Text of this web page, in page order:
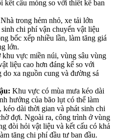
kết cấu móng so với thiết kế ban
Nhà trong hẻm nhỏ, xe tải lớn
chi phí vận chuyển vật liệu
bốc xếp nhiều lần, làm tăng giá
lớn.
khu vực miền núi, vùng sâu vùng
liệu cao hơn đáng kể so với
do xa nguồn cung và đường sá
Khu vực có mùa mưa kéo dài
hưởng của bão lụt có thể làm
kéo dài thời gian và phát sinh chi
đợi. Ngoài ra, công trình ở vùng
đòi hỏi vật liệu và kết cấu có khả
tăng chi phí đầu tư ban đầu.